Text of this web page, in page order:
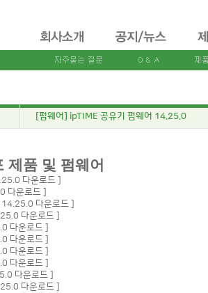
[펌웨어] ipTIME 공유기 펌웨어 14.25.0
제품 및 펌웨어
다운로드]
다운로드]
다운로드]
다운로드]
다운로드]
다운로드]
다운로드]
다운로드]
다운로드]
다운로드]